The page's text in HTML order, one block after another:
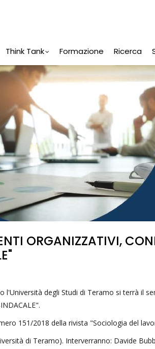
Think Tank Formazione Ricerca
ORGANIZZATIVI,
l'Università degli Studi di Teramo si terrà il
151/2018 della rivista "Sociologia del
di Teramo). Interverranno: Davide